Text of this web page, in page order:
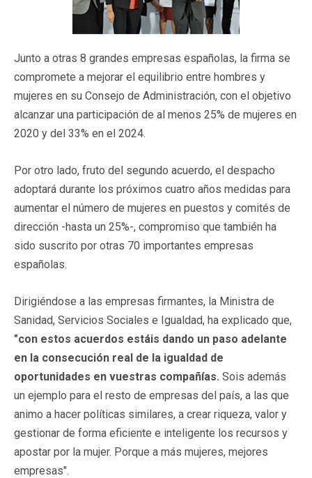
Junto a otras 8 grandes empresas españolas, la firma se
compromete a mejorar el equilibrio entre hombres y
mujeres en su Consejo de Administración, con el objetivo
alcanzar una participación de al menos 25% de mujeres en
2020 y del 33% en el 2024.
Por otro lado, fruto del segundo acuerdo, el despacho
adoptará durante los próximos cuatro años medidas para
aumentar el número de mujeres en puestos y comités de
dirección -hasta un 25%-, compromiso que también ha
sido suscrito por otras 70 importantes empresas
españolas.
Dirigiéndose a las empresas firmantes, la Ministra de
Sanidad, Servicios Sociales e Igualdad, ha explicado que,
"con estos acuerdos estáis dando un paso adelante
en la consecución real de la igualdad de
oportunidades en vuestras compañías. Sois además
un ejemplo para el resto de empresas del país, a las que
animo a hacer políticas similares, a crear riqueza, valor y
gestionar de forma eficiente e inteligente los recursos y
apostar por la mujer. Porque a más mujeres, mejores
empresas".